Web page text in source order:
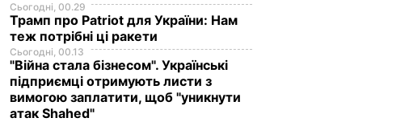
Сьогодні, 00.29
Трамп про Patriot для України: Нам
теж потрібні ці ракети
Сьогодні, 00.13
"Війна стала бізнесом". Українські
підприємці отримують листи з
вимогою заплатити, щоб "уникнути
атак Shahed"